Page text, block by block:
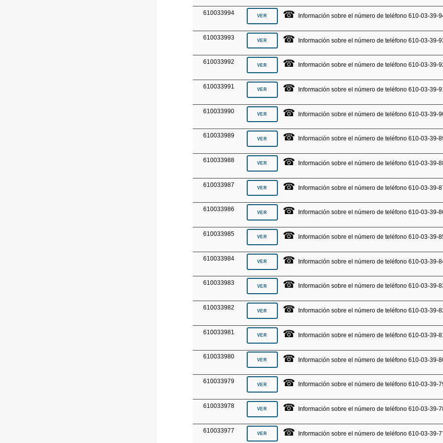
610033994 ☎ Información sobre el número de teléfono 610-03-39-
610033993 ☎ Información sobre el número de teléfono 610-03-39-
610033992 ☎ Información sobre el número de teléfono 610-03-39-
610033991 ☎ Información sobre el número de teléfono 610-03-39-
610033990 ☎ Información sobre el número de teléfono 610-03-39-
610033989 ☎ Información sobre el número de teléfono 610-03-39-
610033988 ☎ Información sobre el número de teléfono 610-03-39-
610033987 ☎ Información sobre el número de teléfono 610-03-39-
610033986 ☎ Información sobre el número de teléfono 610-03-39-
610033985 ☎ Información sobre el número de teléfono 610-03-39-
610033984 ☎ Información sobre el número de teléfono 610-03-39-
610033983 ☎ Información sobre el número de teléfono 610-03-39-
610033982 ☎ Información sobre el número de teléfono 610-03-39-
610033981 ☎ Información sobre el número de teléfono 610-03-39-
610033980 ☎ Información sobre el número de teléfono 610-03-39-
610033979 ☎ Información sobre el número de teléfono 610-03-39-
610033978 ☎ Información sobre el número de teléfono 610-03-39-
610033977 ☎ Información sobre el número de teléfono 610-03-39-